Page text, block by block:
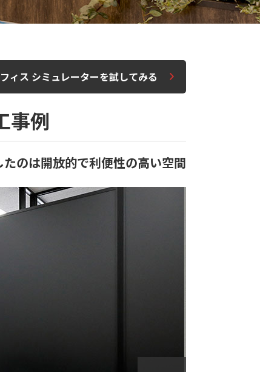
ィス シミュレーターを試してみる
事例
たのは開放的で利便性の高い空間